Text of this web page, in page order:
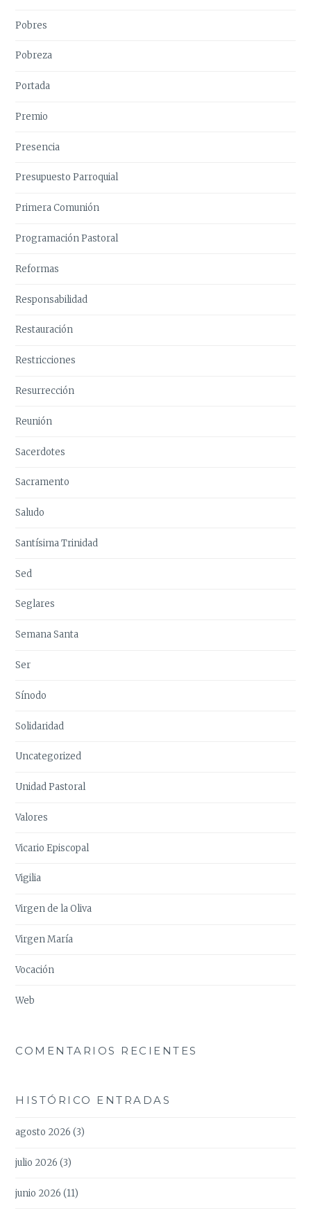
Pobres
Pobreza
Portada
Premio
Presencia
Presupuesto Parroquial
Primera Comunión
Programación Pastoral
Reformas
Responsabilidad
Restauración
Restricciones
Resurrección
Reunión
Sacerdotes
Sacramento
Saludo
Santísima Trinidad
Sed
Seglares
Semana Santa
Ser
Sínodo
Solidaridad
Uncategorized
Unidad Pastoral
Valores
Vicario Episcopal
Vigilia
Virgen de la Oliva
Virgen María
Vocación
Web
COMENTARIOS RECIENTES
HISTÓRICO ENTRADAS
agosto 2026 (3)
julio 2026 (3)
junio 2026 (11)